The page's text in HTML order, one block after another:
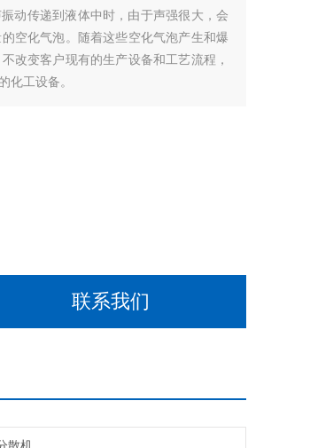
动传递到液体中时，由于声强很大，会
空化气泡。随着这些空化气泡产生和爆
改变客户现有的生产设备和工艺流程，
化工设备。
联系我们